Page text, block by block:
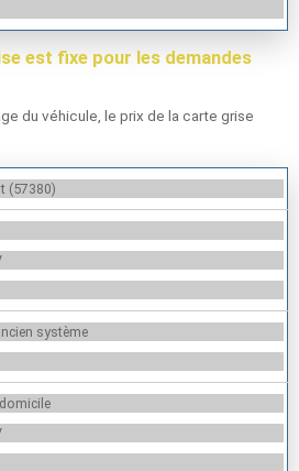
est fixe pour les demandes
du véhicule, le prix de la carte grise
(57380)
système